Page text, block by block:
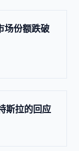
场份额跌破
斯拉的回应